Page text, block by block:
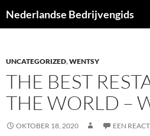
naar
Nederlandse Bedrijvengids
UNCATEGORIZED,WENTSY
THE BEST
THE WORLD –
OKTOBER 18, 2020 EEN